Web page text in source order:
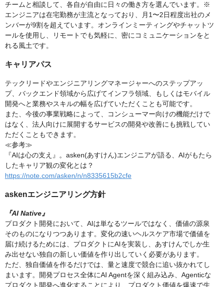
チームと相談して、各自が自由に日々の働き方を選んでいます。※
エンジニアは在宅勤務が主流となっており、月1〜2日程度出社のメ
ンバーが9割を超えています。オンラインミーティングやチャットツ
ールを使用し、リモートでも気軽に、密にコミュニケーションをと
れる風土です。
キャリアパス
テックリードやエンジニアリングマネージャーへのステップアッ
プ、バックエンド領域から広げてインフラ領域、もしくはモバイル
開発へと業務やスキルの幅を広げていただくことも可能です。
また、今後の事業戦略によって、コンシューマー向けの機能だけで
はなく、法人向けに展開するサービスの開発や改善にも挑戦してい
ただくこともできます。
≪参考≫
『AIは心の支え』。asken(あすけん)エンジニアが語る、AIがもたら
したキャリア観の変化とは？
https://note.com/asken/n/n8335615b2cfe
askenエンジニアリング方針
『AI Native』
プロダクト開発において、AIは単なるツールではなく、価値の源泉
そのものになりつつあります。変化の速いヘルスケア市場で価値を
届け続けるためには、プロダクトにAIを実装し、あすけんでしか生
み出せない独自の新しい価値を作り出していく必要があります。
ただ、独自価値を作るだけでは、量と速度で競合に追い抜かれてし
まいます。開発プロセス全体にAI Agentを深く組み込み、Agenticな
プロダクト開発へ進化することにより、プロダクト価値を爆速で生